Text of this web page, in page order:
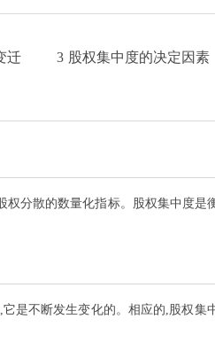
迁 3 股权集中度的决定因素
分散的数量化指标。股权集中度
是不断发生变化的。相应的,股权